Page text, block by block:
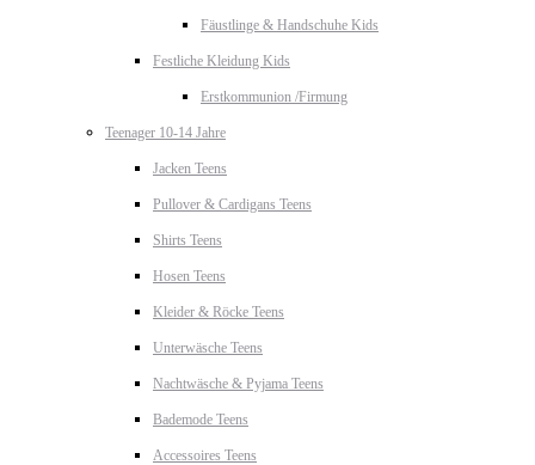
Fäustlinge & Handschuhe Kids
Festliche Kleidung Kids
Erstkommunion /Firmung
Teenager 10-14 Jahre
Jacken Teens
Pullover & Cardigans Teens
Shirts Teens
Hosen Teens
Kleider & Röcke Teens
Unterwäsche Teens
Nachtwäsche & Pyjama Teens
Bademode Teens
Accessoires Teens